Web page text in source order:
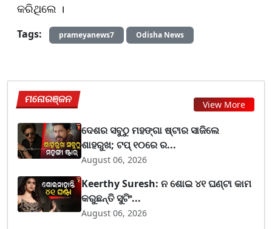
କରିଥିଲେ ।
Tags: prameyanews7 Odisha News
ମନୋରଞ୍ଜନ View More
ଦେଶର ସବୁଠୁ ମହଙ୍ଗା ଷ୍ଟାର ସାଜିଲେ
ଶାହରୁଖ; ଟପ୍‌ ୧୦ରେ ର...
August 06, 2026
Keerthy Suresh: ନ ଶୋଇ ୪୧ ଘଣ୍ଟା କାମ
କରୁଛନ୍ତି ସୁଟିଂ...
August 06, 2026